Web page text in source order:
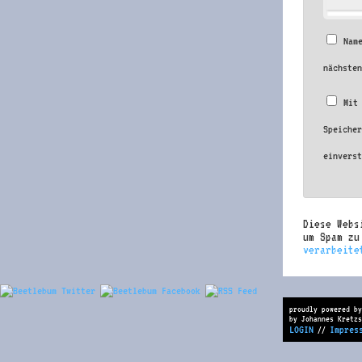
Mit
Diese
um Spam
proudly powered
by Johannes
LOGIN //